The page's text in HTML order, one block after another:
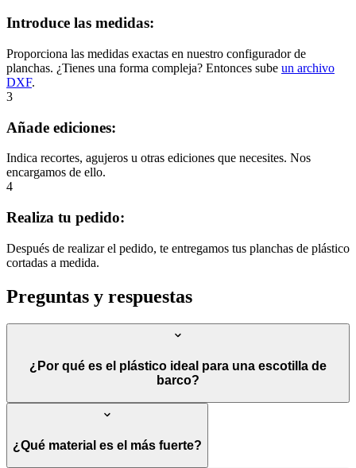
Introduce las medidas:
Proporciona las medidas exactas en nuestro configurador de
planchas. ¿Tienes una forma compleja? Entonces sube un archivo
DXF.
3
Añade ediciones:
Indica recortes, agujeros u otras ediciones que necesites. Nos
encargamos de ello.
4
Realiza tu pedido:
Después de realizar el pedido, te entregamos tus planchas de plástico
cortadas a medida.
Preguntas y respuestas
¿Por qué es el plástico ideal para una escotilla de
barco?
¿Qué material es el más fuerte?